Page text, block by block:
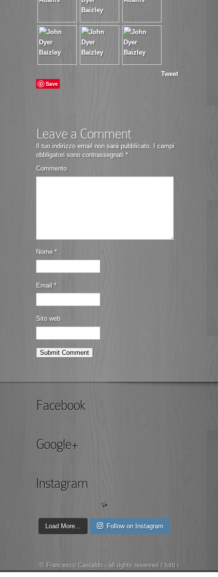
Tweet
Save
Leave a Comment
Il tuo indirizzo email non sarà pubblicato. I campi
obbligatori sono contrassegnati *
Commento
Nome *
Email *
Sito web
Facebook
Google+
Instagram
Load More... Follow on Instagram
© Francesco Castaldo - all rights reserved / tutti i
diritti sono riservati | P.I. 07442620964 - Numero